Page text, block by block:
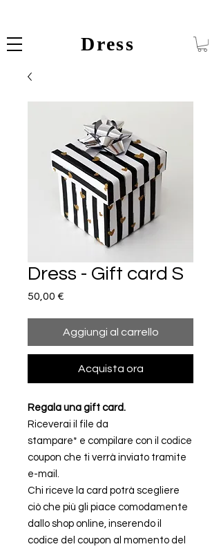
Dress
Dress - Gift card S
50,00 €
Aggiungi al carrello
Acquista ora
Regala una gift card.
Riceverai il file da
stampare* e compilare con il codice
coupon che ti verrà inviato tramite
e-mail.
Chi riceve la card potrà scegliere
ciò che più gli piace comodamente
dallo shop online, inserendo il
codice del coupon al momento del